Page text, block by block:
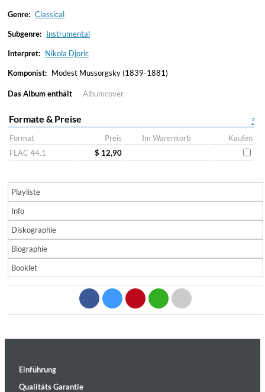
Genre: Classical
Subgenre: Instrumental
Interpret: Nikola Djoric
Komponist: Modest Mussorgsky (1839-1881)
Das Album enthält Albumcover
?
Formate & Preise
Format Preis Im Warenkorb
Kaufen
FLAC 44.1
$ 12,90
Playliste
Info
Diskographie
Biographie
Booklet
Einführung
Qualitäts Garantie